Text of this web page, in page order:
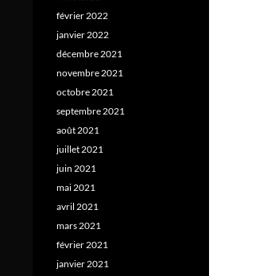
février 2022
janvier 2022
décembre 2021
novembre 2021
octobre 2021
septembre 2021
août 2021
juillet 2021
juin 2021
mai 2021
avril 2021
mars 2021
février 2021
janvier 2021